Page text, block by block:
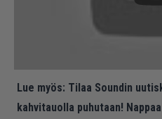
Lue myös: Tilaa Soundin
kahvitauolla puhutaan!